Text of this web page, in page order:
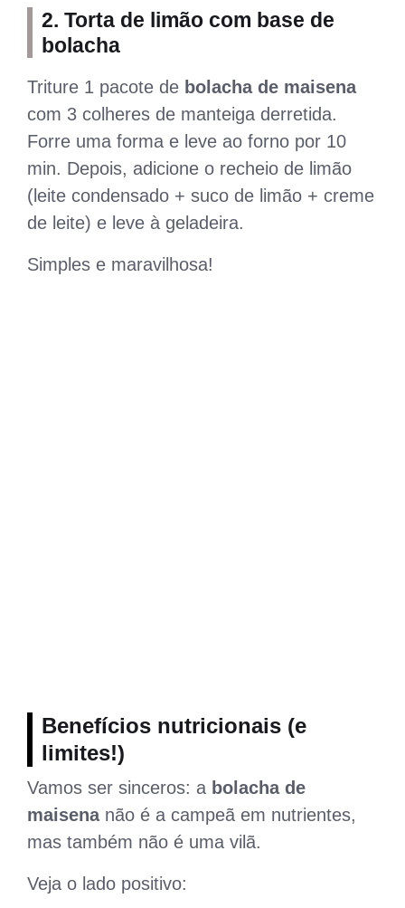
2. Torta de limão com base de
bolacha
Triture 1 pacote de bolacha de maisena
com 3 colheres de manteiga derretida.
Forre uma forma e leve ao forno por 10
min. Depois, adicione o recheio de limão
(leite condensado + suco de limão + creme
de leite) e leve à geladeira.
Simples e maravilhosa!
Benefícios nutricionais (e
limites!)
Vamos ser sinceros: a bolacha de
maisenanão é a campeã em nutrientes,
mas também não é uma vilã.
Veja o lado positivo: